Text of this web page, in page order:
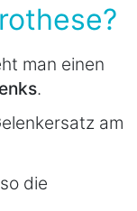
man einen
.
am
die